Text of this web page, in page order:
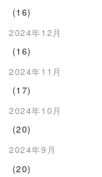
(16)
2024年12月
(16)
2024年11月
(17)
2024年10月
(20)
2024年9月
(20)